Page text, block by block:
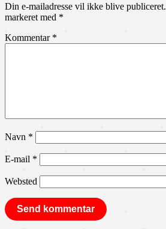
Din e-mailadresse vil ikke blive publiceret.
markeret med *
Kommentar *
Navn *
E-mail *
Websted